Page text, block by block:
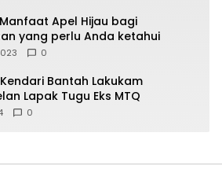
Apel Hijau bagi
yang perlu Anda ketahui
0
Kendari Bantah Lakukam
Lapak Tugu Eks MTQ
0